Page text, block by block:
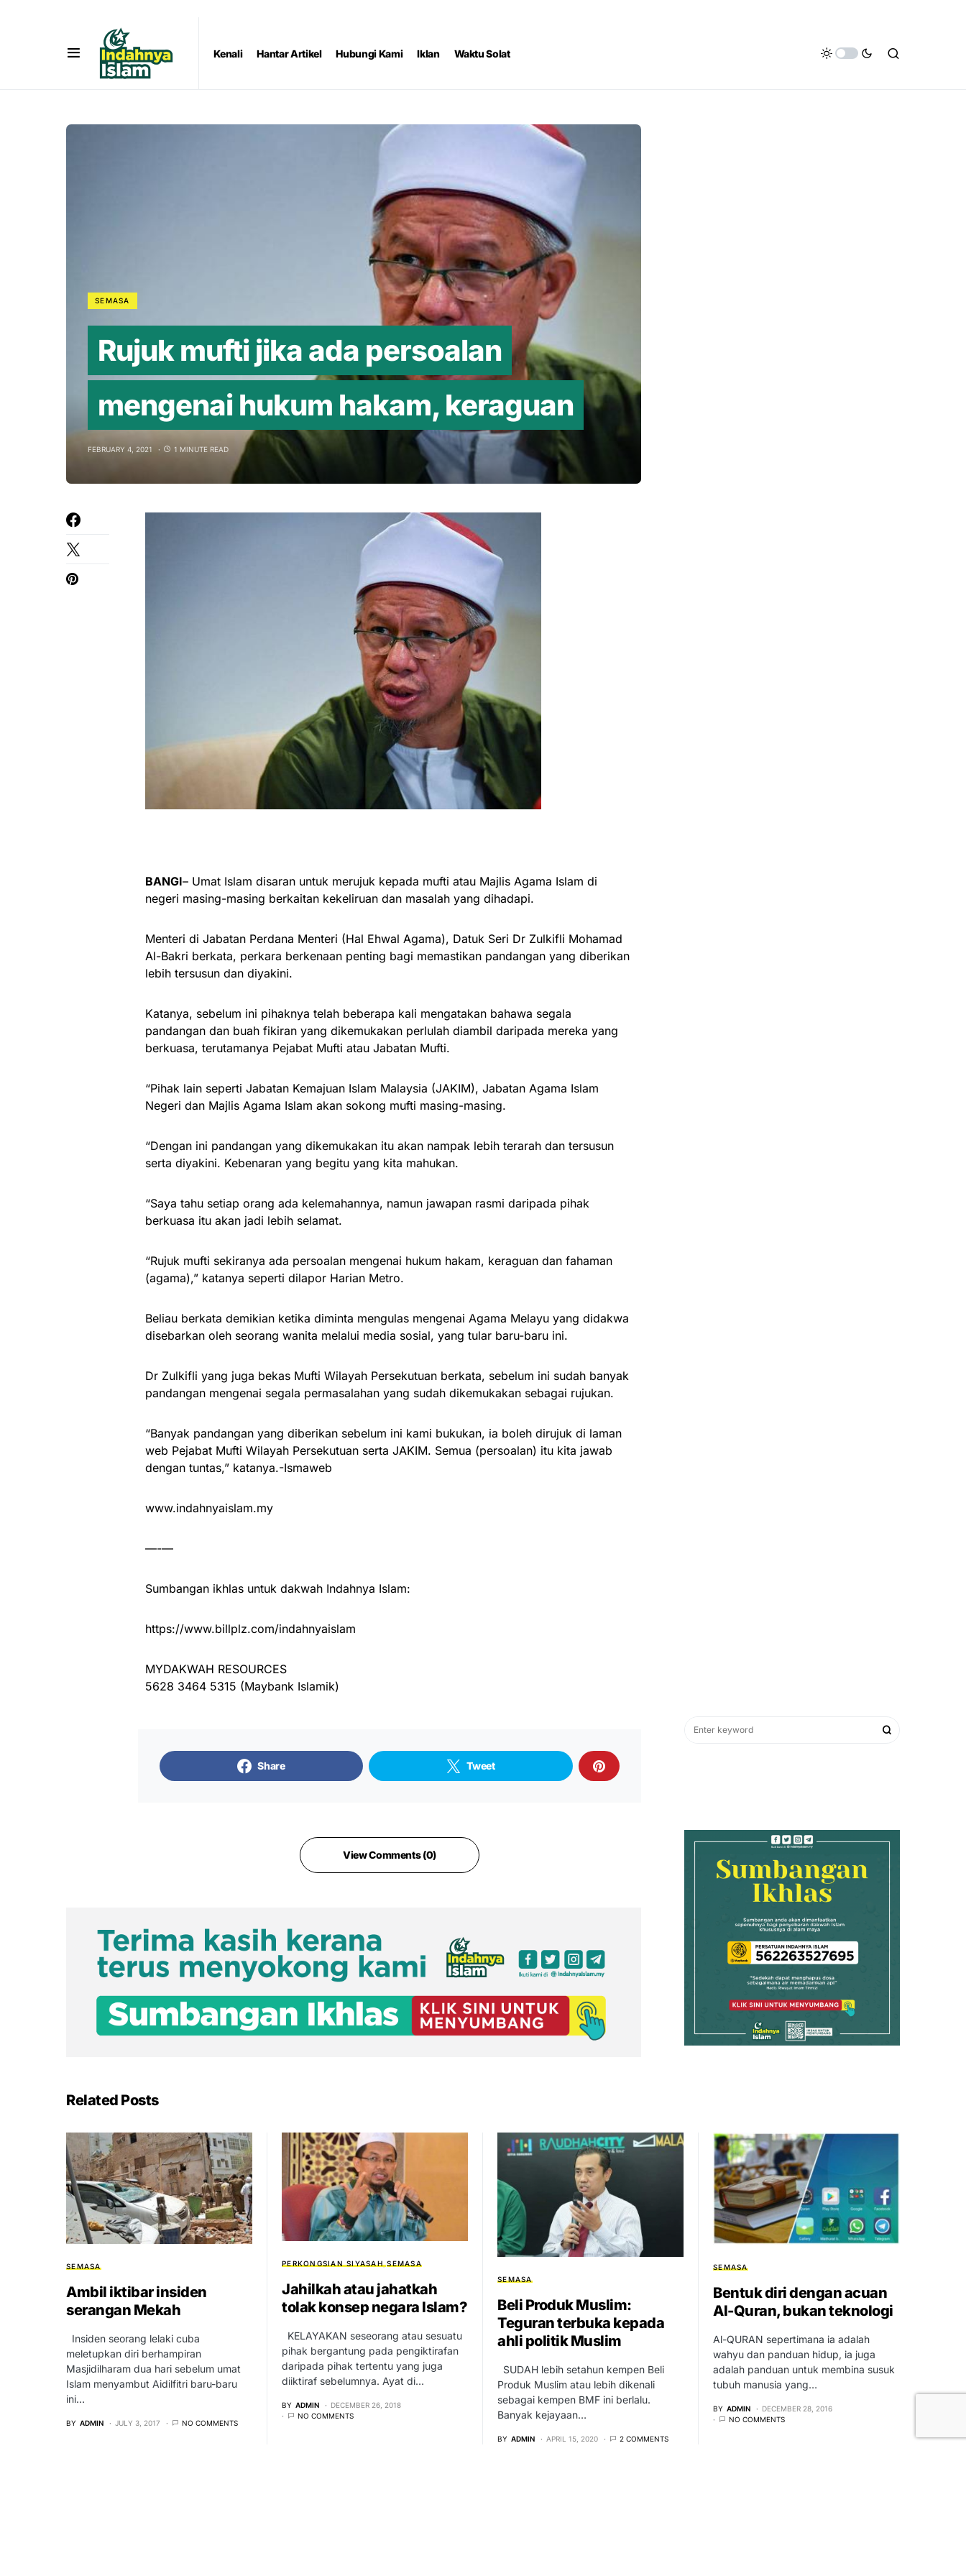
Kenali Hantar Artikel Hubungi Kami Iklan Waktu Solat
SEMASA
Rujuk mufti jika ada persoalan
mengenai hukum hakam, keraguan
FEBRUARY 4, 2021 1 MINUTE READ
BANGI– Umat Islam disaran untuk merujuk kepada mufti atau Majlis Agama Islam di
negeri masing-masing berkaitan kekeliruan dan masalah yang dihadapi.
Menteri di Jabatan Perdana Menteri (Hal Ehwal Agama), Datuk Seri Dr Zulkifli Mohamad
Al-Bakri berkata, perkara berkenaan penting bagi memastikan pandangan yang diberikan
lebih tersusun dan diyakini.
Katanya, sebelum ini pihaknya telah beberapa kali mengatakan bahawa segala
pandangan dan buah fikiran yang dikemukakan perlulah diambil daripada mereka yang
berkuasa, terutamanya Pejabat Mufti atau Jabatan Mufti.
“Pihak lain seperti Jabatan Kemajuan Islam Malaysia (JAKIM), Jabatan Agama Islam
Negeri dan Majlis Agama Islam akan sokong mufti masing-masing.
“Dengan ini pandangan yang dikemukakan itu akan nampak lebih terarah dan tersusun
serta diyakini. Kebenaran yang begitu yang kita mahukan.
“Saya tahu setiap orang ada kelemahannya, namun jawapan rasmi daripada pihak
berkuasa itu akan jadi lebih selamat.
“Rujuk mufti sekiranya ada persoalan mengenai hukum hakam, keraguan dan fahaman
(agama),” katanya seperti dilapor Harian Metro.
Beliau berkata demikian ketika diminta mengulas mengenai Agama Melayu yang didakwa
disebarkan oleh seorang wanita melalui media sosial, yang tular baru-baru ini.
Dr Zulkifli yang juga bekas Mufti Wilayah Persekutuan berkata, sebelum ini sudah banyak
pandangan mengenai segala permasalahan yang sudah dikemukakan sebagai rujukan.
“Banyak pandangan yang diberikan sebelum ini kami bukukan, ia boleh dirujuk di laman
web Pejabat Mufti Wilayah Persekutuan serta JAKIM. Semua (persoalan) itu kita jawab
dengan tuntas,” katanya.-Ismaweb
www.indahnyaislam.my
—-—
Sumbangan ikhlas untuk dakwah Indahnya Islam:
https://www.billplz.com/indahnyaislam
MYDAKWAH RESOURCES
5628 3464 5315 (Maybank Islamik)
Share Tweet
View Comments (0)
Related Posts
SEMASA
Ambil iktibar insiden
serangan Mekah
Insiden seorang lelaki cuba
meletupkan diri berhampiran
Masjidilharam dua hari sebelum umat
Islam menyambut Aidilfitri baru-baru
ini…
BY ADMIN JULY 3, 2017 NO COMMENTS
PERKONGSIAN SIYASAH SEMASA
Jahilkah atau jahatkah
tolak konsep negara Islam?
KELAYAKAN seseorang atau sesuatu
pihak bergantung pada pengiktirafan
daripada pihak tertentu yang juga
diiktiraf sebelumnya. Ayat di…
BY ADMIN
DECEMBER 26, 2018
NO COMMENTS
SEMASA
Beli Produk Muslim:
Teguran terbuka kepada
ahli politik Muslim
SUDAH lebih setahun kempen Beli
Produk Muslim atau lebih dikenali
sebagai kempen BMF ini berlalu.
Banyak kejayaan…
BY ADMIN APRIL 15, 2020 2 COMMENTS
SEMASA
Bentuk diri dengan acuan
Al-Quran, bukan teknologi
Al-QURAN sepertimana ia adalah
wahyu dan panduan hidup, ia juga
adalah panduan untuk membina susuk
tubuh manusia yang…
BY ADMIN
DECEMBER 28, 2016
NO COMMENTS